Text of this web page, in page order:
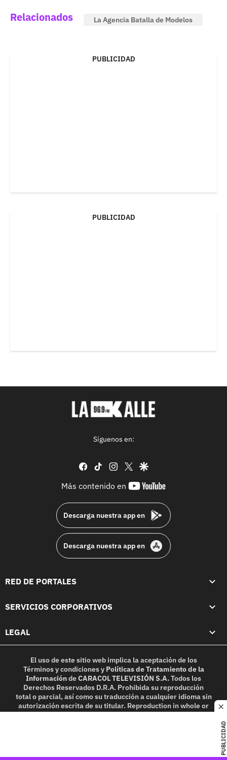
PUBLICIDAD
Relacionados La Agencia Batalla de Modelos
PUBLICIDAD
PUBLICIDAD
Síguenos en:
facebook
tiktok instagram
twittergoogle
Más contenido en
youtube-
Descarga nuestra app en
Descarga nuestra app en
RED DE PORTALES
SERVICIOS CORPORATIVOS
LEGAL
El uso de este sitio web implica la aceptación de los
Términos y condicionesy Políticas de Tratamiento de la
InformacióndeCARACOL TELEVISIÓN S.A.Todos los
Derechos Reservados D.R.A. Prohibida su reproducción
total o parcial, así como su traducción a cualquier idioma sin
autorización escrita de su titular. Reproduction in whole or
in part, or translation without written permission is